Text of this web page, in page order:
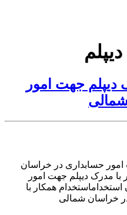
دیپلم جهت امور
امور حسابداری در خراسان
با مدرک دیپلم جهت امور
همکار با
خراسان شمالی